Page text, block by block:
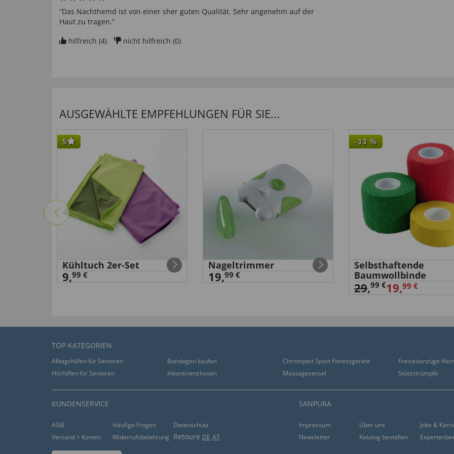
“Das Nachthemd ist von einer sher guten Qualität. Sehr angenehm auf der
Haut zu tragen.”
hilfreich (4) nicht hilfreich (0)
AUSGEWÄHLTE EMPFEHLUNGEN FÜR SIE...
5
Kühltuch 2er-Set
9,99 €
Nageltrimmer
19,99 €
-33 %
Selbsthaftende
Baumwollbinde
29,99 €19,99 €
TOP-KATEGORIEN
Alltagshilfen für Senioren Bandagen kaufen Christopeit Sport Fitnessgeräte
Freizeitanzüge
Hörhilfen für Senioren
Inkontinenzhosen Massagesessel Stützstrümpfe
KUNDENSERVICE
AGB Häufige Fragen
Datenschutz
Versand + Kosten
Widerrufsbelehrung Retoure DE AT
SANPURA
Impressum Über uns
Jobs &
Newsletter
Katalog bestellen